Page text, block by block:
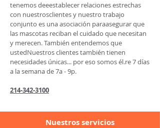
tenemos deeestablecer relaciones estrechas
con nuestrosclientes y nuestro trabajo
conjunto es una asociación paraasegurar que
las mascotas reciban el cuidado que necesitan
y merecen. También entendemos que
ustedNuestros clientes también tienen
necesidades únicas... por eso somos él.re 7 días
a la semana de 7a - 9p.
214-342-3100
Nuestros servicios